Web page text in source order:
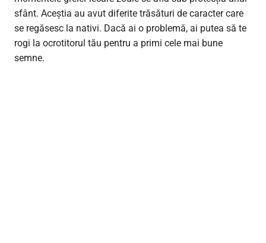
sfânt. Aceștia au avut diferite trăsături de caracter care
se regăsesc la nativi. Dacă ai o problemă, ai putea să te
rogi la ocrotitorul tău pentru a primi cele mai bune
semne.